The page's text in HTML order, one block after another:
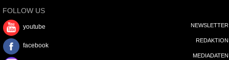
FOLLOW US
youtube
facebook
NEWSLETTER
REDAKTION
MEDIADATEN